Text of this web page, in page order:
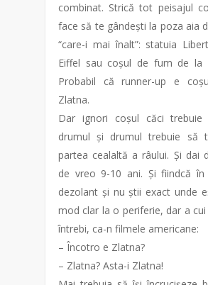
combinat. Strică tot peisajul
face să te gândești la poza aia
“care-i mai înalt”: statuia
Eiffel sau coșul de fum de la
Probabil că runner-up e
Zlatna.
Dar ignori coșul căci trebuie
drumul și drumul trebuie să
partea cealaltă a râului. Și dai
de vreo 9-10 ani. Și fiindcă
dezolant și nu știi exact unde
mod clar la o periferie, dar a cui
întrebi, ca-n filmele americane:
– Încotro e Zlatna?
– Zlatna? Asta-i Zlatna!